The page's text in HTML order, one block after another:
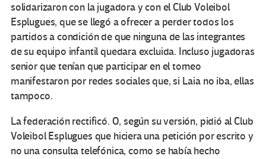
solidarizaron con la jugadora y con el Club Voleibol
Esplugues, que se llegó a ofrecer a perder todos los
partidos a condición de que ninguna de las integrantes
de su equipo infantil quedara excluida. Incluso jugadoras
senior que tenían que participar en el torneo
manifestaron por redes sociales que, si Laia no iba, ellas
tampoco.
La federación rectificó. O, según su versión, pidió al Club
Voleibol Esplugues que hiciera una petición por escrito y
no una consulta telefónica, como se había hecho